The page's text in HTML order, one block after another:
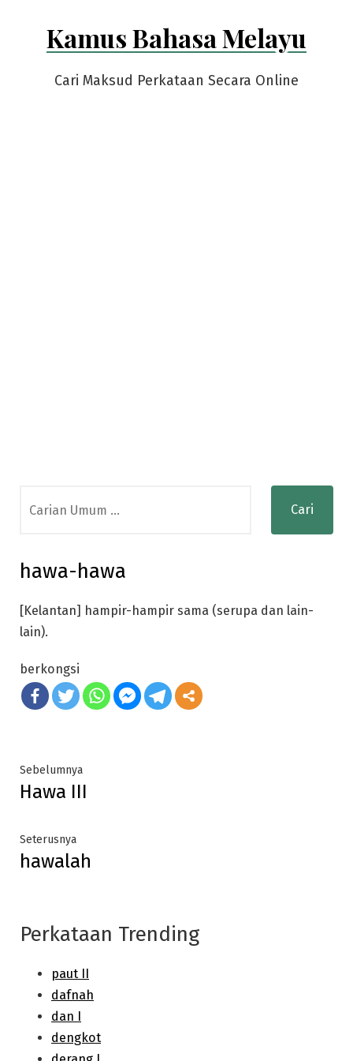
Kamus Bahasa Melayu
Cari Maksud Perkataan Secara Online
for:
hawa-hawa
[Kelantan] hampir-hampir sama (serupa dan lain-
lain).
berkongsi
Post
navigation
SebelumnyaPrevious
post:
Hawa III
SeterusnyaNext
post:
hawalah
Perkataan Trending